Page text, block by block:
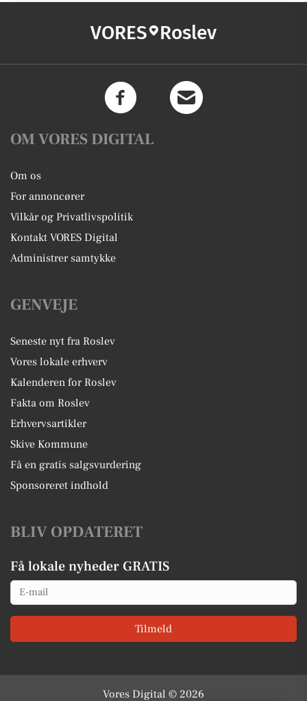
VORES Roslev
OM VORES DIGITAL
Om os
For annoncører
Vilkår og Privatlivspolitik
Kontakt VORES Digital
Administrer samtykke
GENVEJE
Seneste nyt fra Roslev
Vores lokale erhverv
Kalenderen for Roslev
Fakta om Roslev
Erhvervsartikler
Skive Kommune
Få en gratis salgsvurdering
Sponsoreret indhold
BLIV OPDATERET
Få lokale nyheder GRATIS
Email
Tilmeld
Vores Digital © 2026